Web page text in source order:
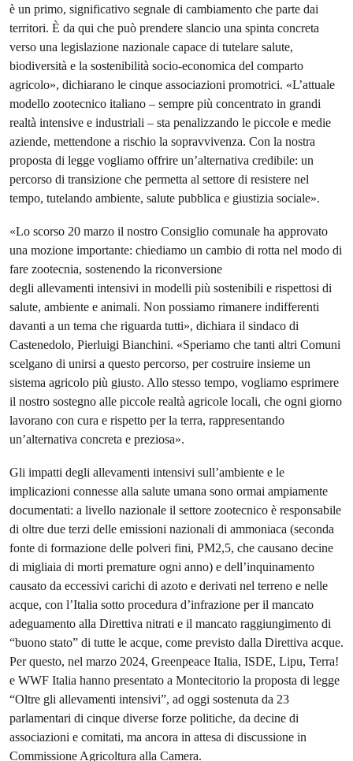
è un primo, significativo segnale di cambiamento che parte dai
territori. È da qui che può prendere slancio una spinta concreta
verso una legislazione nazionale capace di tutelare salute,
biodiversità e la sostenibilità socio-economica del comparto
agricolo», dichiarano le cinque associazioni promotrici. «L’attuale
modello zootecnico italiano – sempre più concentrato in grandi
realtà intensive e industriali – sta penalizzando le piccole e medie
aziende, mettendone a rischio la sopravvivenza. Con la nostra
proposta di legge vogliamo offrire un’alternativa credibile: un
percorso di transizione che permetta al settore di resistere nel
tempo, tutelando ambiente, salute pubblica e giustizia sociale».
«Lo scorso 20 marzo il nostro Consiglio comunale ha approvato
una mozione importante: chiediamo un cambio di rotta nel modo di
fare zootecnia, sostenendo la riconversione
degli allevamenti intensivi in modelli più sostenibili e rispettosi di
salute, ambiente e animali. Non possiamo rimanere indifferenti
davanti a un tema che riguarda tutti», dichiara il sindaco di
Castenedolo, Pierluigi Bianchini. «Speriamo che tanti altri Comuni
scelgano di unirsi a questo percorso, per costruire insieme un
sistema agricolo più giusto. Allo stesso tempo, vogliamo esprimere
il nostro sostegno alle piccole realtà agricole locali, che ogni giorno
lavorano con cura e rispetto per la terra, rappresentando
un’alternativa concreta e preziosa».
Gli impatti degli allevamenti intensivi sull’ambiente e le
implicazioni connesse alla salute umana sono ormai ampiamente
documentati: a livello nazionale il settore zootecnico è responsabile
di oltre due terzi delle emissioni nazionali di ammoniaca (seconda
fonte di formazione delle polveri fini, PM2,5, che causano decine
di migliaia di morti premature ogni anno) e dell’inquinamento
causato da eccessivi carichi di azoto e derivati nel terreno e nelle
acque, con l’Italia sotto procedura d’infrazione per il mancato
adeguamento alla Direttiva nitrati e il mancato raggiungimento di
“buono stato” di tutte le acque, come previsto dalla Direttiva acque.
Per questo, nel marzo 2024, Greenpeace Italia, ISDE, Lipu, Terra!
e WWF Italia hanno presentato a Montecitorio la proposta di legge
“Oltre gli allevamenti intensivi”, ad oggi sostenuta da 23
parlamentari di cinque diverse forze politiche, da decine di
associazioni e comitati, ma ancora in attesa di discussione in
Commissione Agricoltura alla Camera.